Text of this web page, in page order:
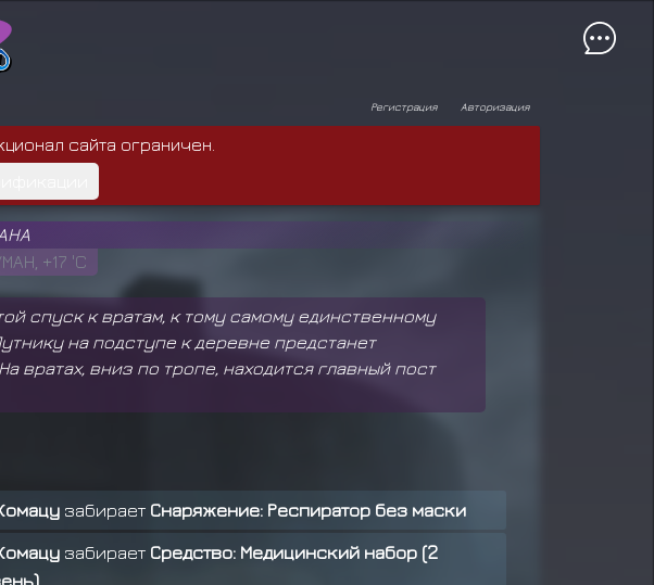
Авторизация
Регистрация
сайта ограничен.
+17 'C
спуск к вратам, к тому самому единственному
на подступе к деревне предстанет
вратах, вниз по тропе, находится главный пост
забирает Снаряжение: Респиратор без маски
забирает Средство: Медицинский набор (2